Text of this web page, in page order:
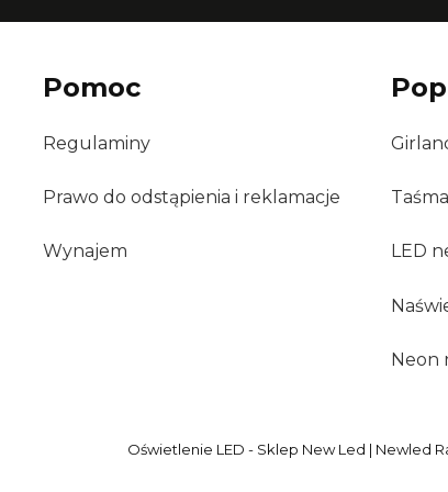
Pomoc
Regulaminy
Prawo do odstąpienia i reklamacje
Wynajem LED
Neon
Oświetlenie LED - Sklep New Led | Newled